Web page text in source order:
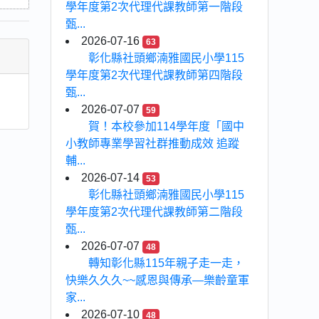
學年度第2次代理代課教師第一階段
甄...
2026-07-16
63
彰化縣社頭鄉湳雅國民小學115
學年度第2次代理代課教師第四階段
甄...
2026-07-07
59
賀！本校參加114學年度「國中
小教師專業學習社群推動成效 追蹤
輔...
2026-07-14
53
彰化縣社頭鄉湳雅國民小學115
學年度第2次代理代課教師第二階段
甄...
2026-07-07
48
轉知彰化縣115年親子走一走，
快樂久久久~~感恩與傳承—樂齡童軍
家...
2026-07-10
48